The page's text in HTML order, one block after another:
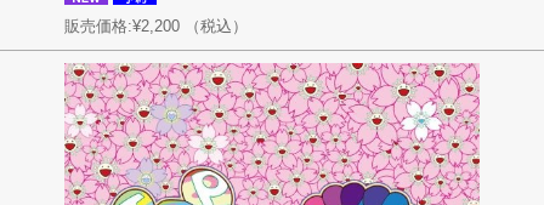
販売価格:¥2,200 （税込）